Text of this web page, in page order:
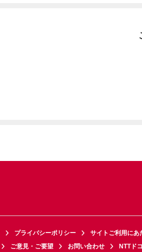
プライバシーポリシー サイトご利用にあ
ご意見・ご要望 お問い合わせ NTTド